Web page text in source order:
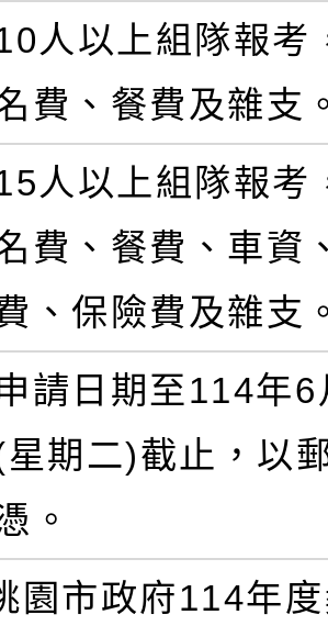
人以上組隊報考
費、餐費及雜支
人以上組隊報考
費、餐費、車資
、保險費及雜支
請日期至114年
星期二)截止，以
。
園市政府114年